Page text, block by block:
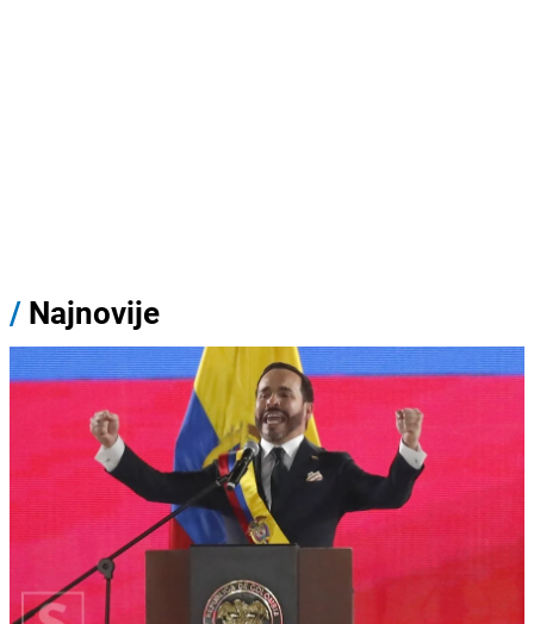
/ Najnovije